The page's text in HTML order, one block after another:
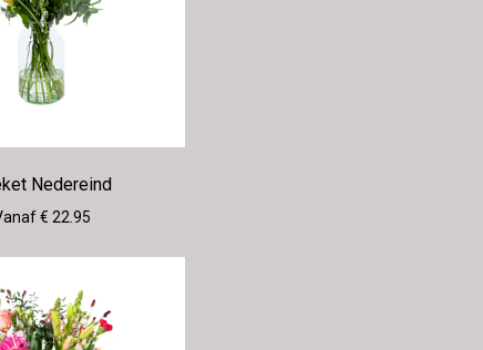
Nedereind
€ 22.95